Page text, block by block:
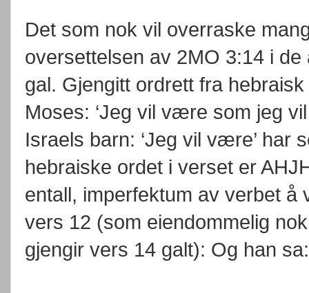
Det som nok vil overraske
oversettelsen av 2MO 3:14 i
gal. Gjengitt ordrett fra
Moses: ‘Jeg vil være som jeg
Israels barn: ‘Jeg vil være’ har
hebraiske ordet i verset er
entall, imperfektum av verbet
vers 12 (som eiendommelig
gjengir vers 14 galt): Og han